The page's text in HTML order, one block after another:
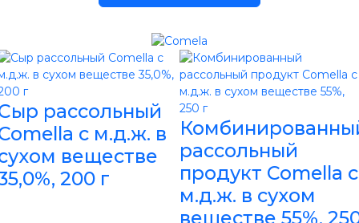
рассольный
с м.д.ж. в
веществе
200 г
рассольный
продукт Comella с
м.д.ж. в сухом
веществе 55%,